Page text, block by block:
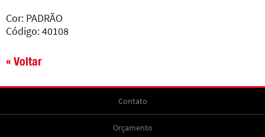
Cor: PADRÃO
Código: 40108
« Voltar
Contato
Orçamento